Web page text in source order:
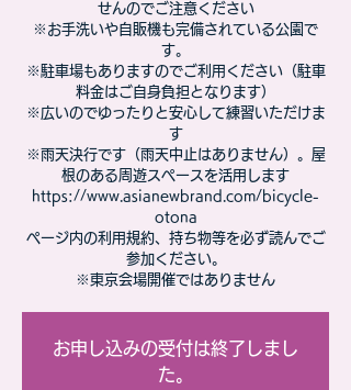
せんのでご注意ください
※お手洗いや自販機も完備されている公園で
す。
※駐車場もありますのでご利用ください（駐車
料金はご自身負担となります）
※広いのでゆったりと安心して練習いただけま
す
※雨天決行です（雨天中止はありません）。屋
根のある周遊スペースを活用します
https://www.asianewbrand.com/bicycle-
otona
ページ内の利用規約、持ち物等を必ず読んでご
参加ください。
※東京会場開催ではありません
お申し込みの受付は終了しまし
た。